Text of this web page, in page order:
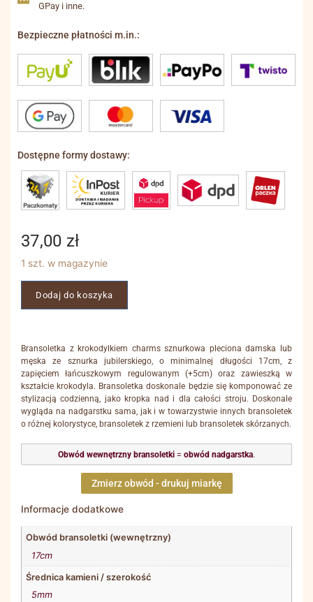
GPay i inne.
Bezpieczne płatności m.in.:
Dostępne formy dostawy:
37,00 zł
1 szt. w magazynie
Dodaj do koszyka
Bransoletka z krokodylkiem charms sznurkowa pleciona damska lub
męska ze sznurka jubilerskiego, o minimalnej długości 17cm, z
zapięciem łańcuszkowym regulowanym (+5cm) oraz zawieszką w
kształcie krokodyla. Bransoletka doskonale będzie się komponować ze
stylizacją codzienną, jako kropka nad i dla całości stroju. Doskonale
wygląda na nadgarstku sama, jak i w towarzystwie innych bransoletek
o różnej kolorystyce, bransoletek z rzemieni lub bransoletek skórzanych.
Obwód wewnętrzny bransoletki = obwód nadgarstka.
Zmierz obwód - drukuj miarkę
Informacje dodatkowe
Obwód bransoletki (wewnętrzny)
17cm
Średnica kamieni / szerokość
5mm